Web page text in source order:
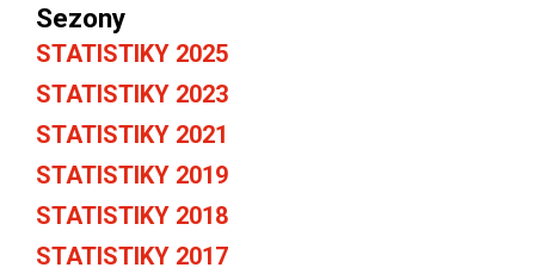
Sezony
STATISTIKY 2025
STATISTIKY 2023
STATISTIKY 2021
STATISTIKY 2019
STATISTIKY 2018
STATISTIKY 2017